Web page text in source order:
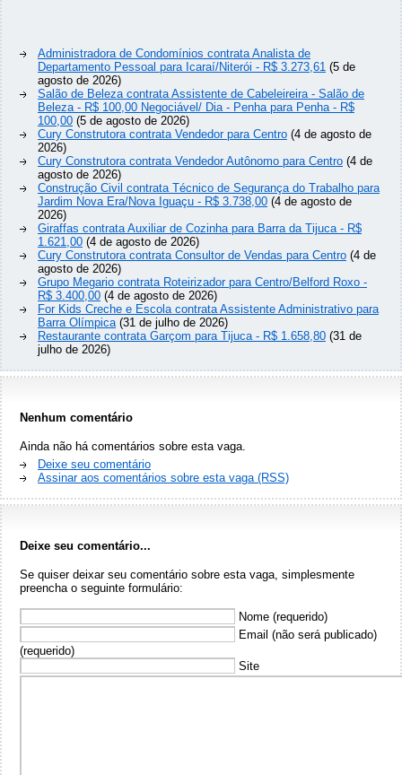
Administradora de Condomínios contrata Analista de
Departamento Pessoal para Icaraí/Niterói - R$ 3.273,61 (5 de
agosto de 2026)
Salão de Beleza contrata Assistente de Cabeleireira - Salão de
Beleza - R$ 100,00 Negociável/ Dia - Penha para Penha - R$
100,00 (5 de agosto de 2026)
Cury Construtora contrata Vendedor para Centro (4 de agosto de
2026)
Cury Construtora contrata Vendedor Autônomo para Centro (4 de
agosto de 2026)
Construção Civil contrata Técnico de Segurança do Trabalho para
Jardim Nova Era/Nova Iguaçu - R$ 3.738,00 (4 de agosto de
2026)
Giraffas contrata Auxiliar de Cozinha para Barra da Tijuca - R$
1.621,00 (4 de agosto de 2026)
Cury Construtora contrata Consultor de Vendas para Centro (4 de
agosto de 2026)
Grupo Megario contrata Roteirizador para Centro/Belford Roxo -
R$ 3.400,00 (4 de agosto de 2026)
For Kids Creche e Escola contrata Assistente Administrativo para
Barra Olímpica(31 de julho de 2026)
Restaurante contrata Garçom para Tijuca - R$ 1.658,80 (31 de
julho de 2026)
Nenhum comentário
Ainda não há comentários sobre esta vaga.
Deixe seu comentário
Assinar aos comentários sobre esta vaga (RSS)
Deixe seu comentário...
Se quiser deixar seu comentário sobre esta vaga, simplesmente
preencha o seguinte formulário:
Nome (requerido)
Email (não será publicado)
(requerido)
Site